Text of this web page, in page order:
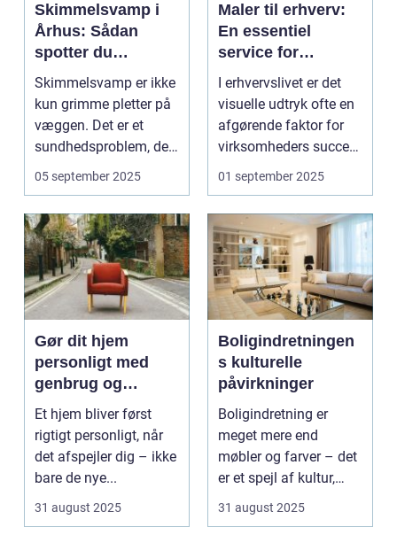
Skimmelsvamp i
Århus: Sådan
spotter du
problemet
Skimmelsvamp er ikke
kun grimme pletter på
væggen. Det er et
sundhedsproblem, der
ofte s...
05 september 2025
Maler til erhverv:
En essentiel
service for
virksomheder
I erhvervslivet er det
visuelle udtryk ofte en
afgørende faktor for
virksomheders succes.
En ...
01 september 2025
Gør dit hjem
personligt med
genbrug og
vintage
Et hjem bliver først
rigtigt personligt, når
det afspejler dig – ikke
bare de nye...
31 august 2025
Boligindretningen
s kulturelle
påvirkninger
Boligindretning er
meget mere end
møbler og farver – det
er et spejl af kultur,
traditi...
31 august 2025